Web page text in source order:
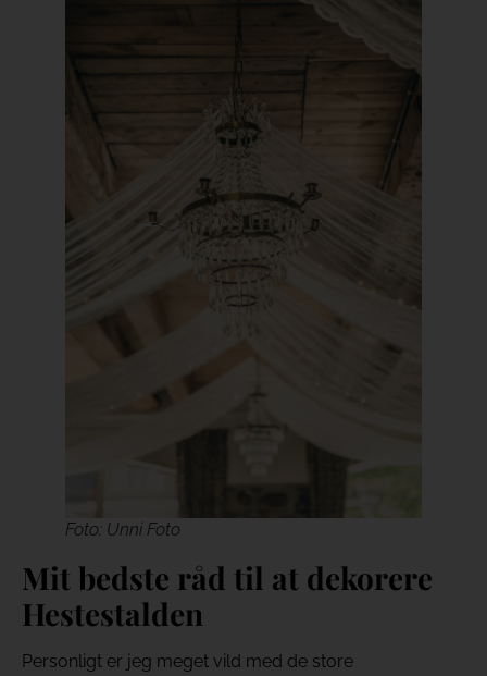
Foto: Unni Foto
Mit bedste råd til at dekorere
Hestestalden
Personligt er jeg meget vild med de store